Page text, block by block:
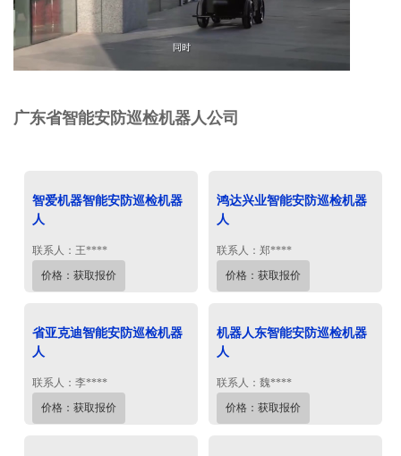
广东省智能安防巡检机器人公司
智爱机器智能安防巡检机器
人
联系人：王****
价格：获取报价
鸿达兴业智能安防巡检机器
人
联系人：郑****
价格：获取报价
省亚克迪智能安防巡检机器
人
联系人：李****
价格：获取报价
机器人东智能安防巡检机器
人
联系人：魏****
价格：获取报价